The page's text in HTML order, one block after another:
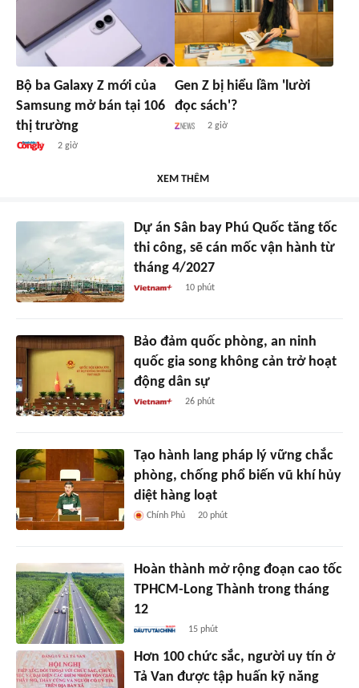
Bộ ba Galaxy Z mới của
Samsung mở bán tại 106
thị trường
2 giờ
Gen Z bị hiểu lầm 'lười
đọc sách'?
2 giờ
XEM THÊM
Dự án Sân bay Phú Quốc tăng tốc
thi công, sẽ cán mốc vận hành từ
tháng 4/2027
10 phút
Bảo đảm quốc phòng, an ninh
quốc gia song không cản trở hoạt
động dân sự
26 phút
Tạo hành lang pháp lý vững chắc
phòng, chống phổ biến vũ khí hủy
diệt hàng loạt
Chính Phủ 20 phút
Hoàn thành mở rộng đoạn cao tốc
TPHCM-Long Thành trong tháng
12
15 phút
Hơn 100 chức sắc, người uy tín ở
Tả Van được tập huấn kỹ năng